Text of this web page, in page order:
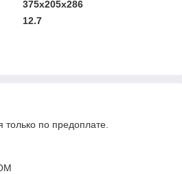
375х205х286
12.7
только по предоплате.